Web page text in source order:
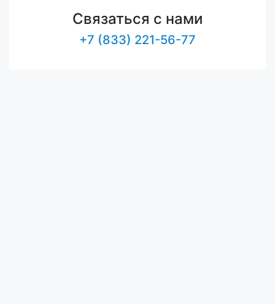
Связаться с нами
+7 (833) 221-56-77